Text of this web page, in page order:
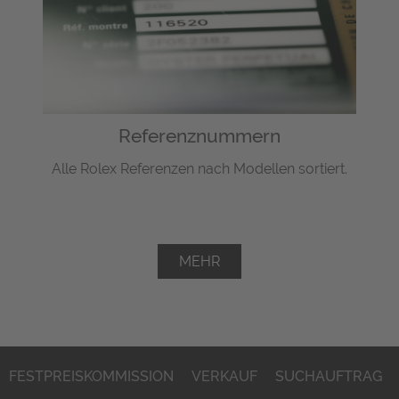
Referenznummern
Alle Rolex Referenzen nach Modellen sortiert.
MEHR
FESTPREISKOMMISSION VERKAUF SUCHAUFTRAG